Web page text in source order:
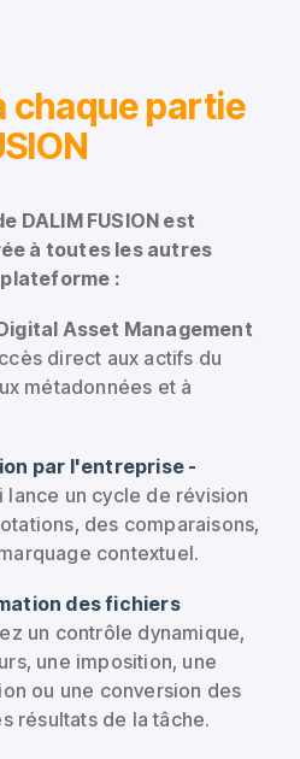
chaque partie
DALIM FUSION est
à toutes les autres
:
Asset Management
direct aux actifs du
métadonnées et à
par l'entreprise -
lance un cycle de révision
des comparaisons,
contextuel.
des fichiers
un contrôle dynamique,
une imposition, une
ou une conversion des
résultats de la tâche.